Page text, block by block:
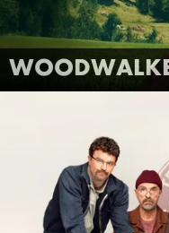
MEHR INFOS